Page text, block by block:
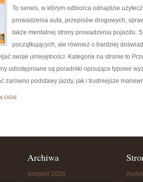
To serwis, w którym odbiorca odnajdzie
prowadzenia auta, przepisów drogowych,
także mentalnej strony prowadzenia pojazdu.
początkujących, ale również o bardziej
swoje umiejętności. Kategorie na stronie to
udostępniane są poradniki opisujące typowe
zarówno podstawy jazdy, jak i trudniejsze
Archiwa
sierpień 2026